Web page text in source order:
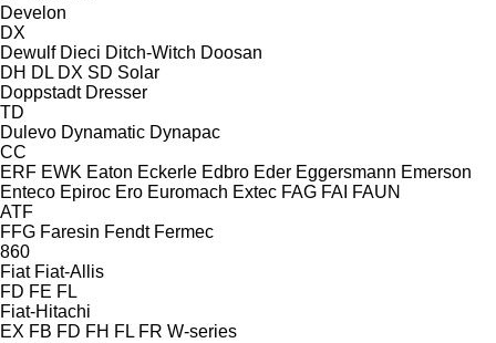
Develon
DX
Dewulf Dieci Ditch-Witch Doosan
DH DL DX SD Solar
Doppstadt Dresser
TD
Dulevo Dynamatic Dynapac
CC
ERF EWK Eaton Eckerle Edbro Eder Eggersmann Emerson
Enteco Epiroc Ero Euromach Extec FAG FAI FAUN
ATF
FFG Faresin Fendt Fermec
860
Fiat Fiat-Allis
FD FE FL
Fiat-Hitachi
EX FB FD FH FL FR W-series